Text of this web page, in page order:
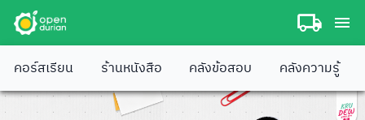
คอร์สเรียน ร้านหนังสือ คลังข้อสอบ คลังความรู้